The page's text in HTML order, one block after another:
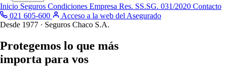
Inicio Seguros Condiciones Empresa Res. SS.SG. 031/2020 Contacto
021 605-600
Acceso a la web del Asegurado
Desde 1977 · Seguros Chaco S.A.
Protegemos lo que más
importa para vos